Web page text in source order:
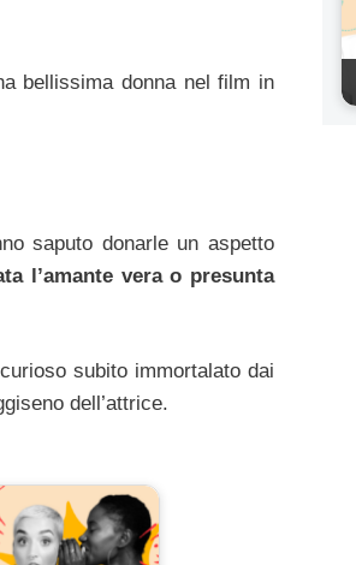
bellissima donna nel film in
saputo donarle un aspetto
l’amante vera o presunta
subito immortalato dai
dell’attrice.